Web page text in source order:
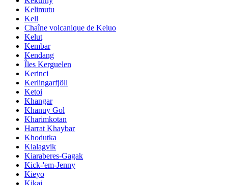
Kelimutu
Kell
Chaîne volcanique de Keluo
Kelut
Kembar
Kendang
Îles Kerguelen
Kerinci
Kerlingarfjöll
Ketoi
Khangar
Khanuy Gol
Kharimkotan
Harrat Khaybar
Khodutka
Kialagvik
Kiaraberes-Gagak
Kick-'em-Jenny
Kieyo
Kikai